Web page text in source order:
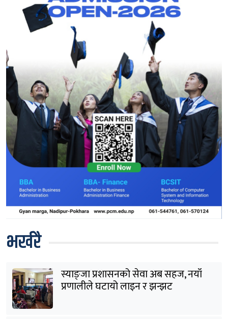
भर्खरै
स्याङ्जा प्रशासनको सेवा अब सहज, नयाँ
प्रणालीले घटायो लाइन र झन्झट